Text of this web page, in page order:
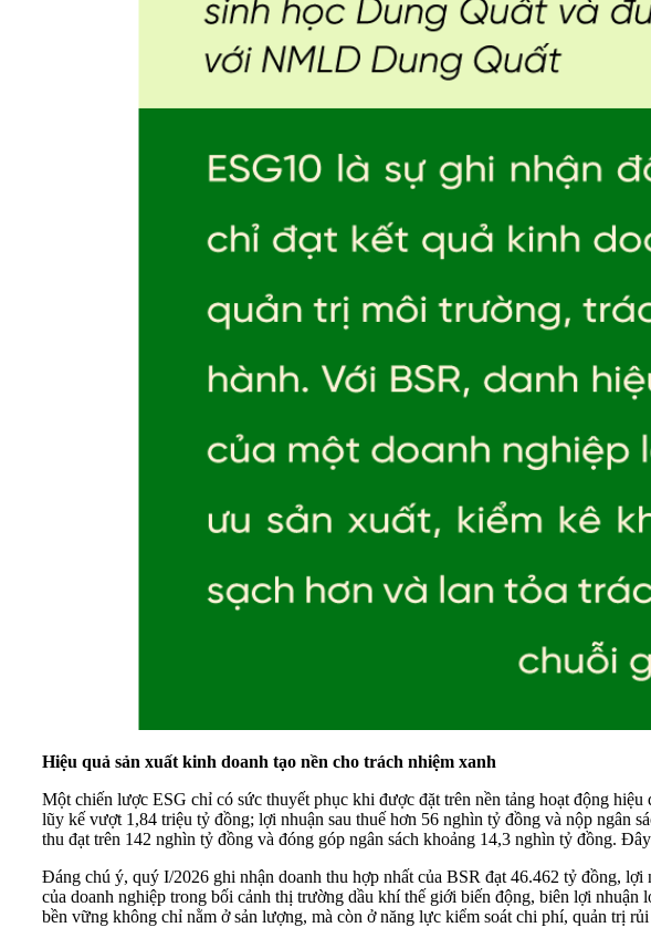
Hiệu quả sản xuất kinh doanh tạo nền cho trách nhiệm xanh
Một chiến lược ESG chỉ có sức thuyết phục khi được đặt trên nền tảng hoạt động
lũy kế vượt 1,84 triệu tỷ đồng; lợi nhuận sau thuế hơn 56 nghìn tỷ đồng và nộp ngân
thu đạt trên 142 nghìn tỷ đồng và đóng góp ngân sách khoảng 14,3 nghìn tỷ đồng.
Đáng chú ý, quý I/2026 ghi nhận doanh thu hợp nhất của BSR đạt 46.462 tỷ đồng,
của doanh nghiệp trong bối cảnh thị trường dầu khí thế giới biến động, biên lợi
bền vững không chỉ nằm ở sản lượng, mà còn ở năng lực kiểm soát chi phí, quản trị